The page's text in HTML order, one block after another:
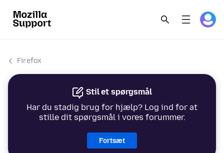
Firefox
Stil et spørgsmål
Har du stadig brug for hjælp? Log ind for at
stille dit spørgsmål i vores forummer.
Fortsæt